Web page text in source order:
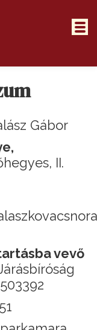
Gábor
II.
vevő